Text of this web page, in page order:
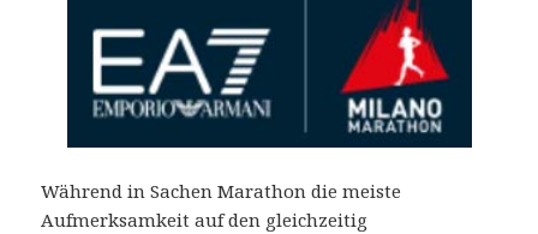
Während in Sachen Marathon die meiste
Aufmerksamkeit auf den gleichzeitig